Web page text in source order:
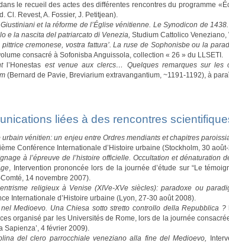
le recueil des actes des différentes rencontres du programme
Cl. Revest, A. Fossier, J. Petitjean).
et la réforme de l’Église vénitienne. Le Synodicon de
e la nascita del patriarcato di Venezia,Studium Cattolico Veneziano,
pittrice cremonese, vostra fattura’. La ruse de Sophonisbe ou la
consacré à Sofonisba Anguissola, collection « 26 » du LLSETI.
l’Honestas est venue aux clercs… Quelques remarques sur
(Bernard de Pavie, Breviarium extravangantium, ~1191-1192), à
liées à des rencontres
urbain vénitien: un enjeu entre Ordres mendiants et chapitres
Conférence Internationale d’Histoire urbaine (Stockholm, 30
à l’épreuve de l’histoire officielle. Occultation et dénaturation
, Intervention prononcée lors de la journée d’étude sur “Le
14 novembre 2007).
religieux à Venise (XIVe-XVe siècles): paradoxe ou
Internationale d’Histoire urbaine (Lyon, 27-30 août 2008).
Medioevo. Una Chiesa sotto stretto controllo della Repubblica ?
organisé par les Universités de Rome, lors de la journée
Sapienza’, 4 février 2009).
del clero parrocchiale veneziano alla fine del Medioevo,